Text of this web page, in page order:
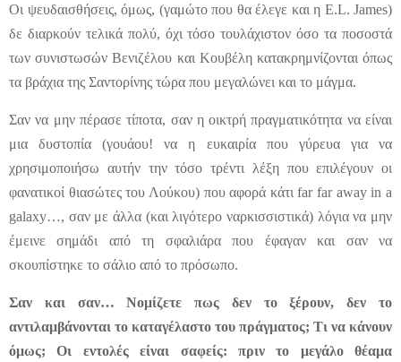
Οι ψευδαισθήσεις, όμως, (γαμώτο που θα έλεγε και η E.L. James)
δε διαρκούν τελικά πολύ, όχι τόσο τουλάχιστον όσο τα ποσοστά
των συνιστωσών Βενιζέλου και Κουβέλη κατακρημνίζονται όπως
τα βράχια της Σαντορίνης τώρα που μεγαλώνει και το μάγμα.
Σαν να μην πέρασε τίποτα, σαν η οικτρή πραγματικότητα να είναι
μια δυστοπία (γουάου! να η ευκαιρία που γύρευα για να
χρησιμοποιήσω αυτήν την τόσο τρέντι λέξη που επιλέγουν οι
φανατικοί θιασώτες του Λούκου) που αφορά κάτιfar far away in a
galaxy…, σαν με άλλα (και λιγότερο ναρκισσιστικά) λόγια να μην
έμεινε σημάδι από τη σφαλιάρα που έφαγαν και σαν να
σκουπίστηκε το σάλιο από το πρόσωπο.
Σαν και σαν… Νομίζετε πως δεν το ξέρουν, δεν το
αντιλαμβάνονται το καταγέλαστο του πράγματος; Τι να κάνουν
όμως; Οι εντολές είναι σαφείς: πριν το μεγάλο θέαμα